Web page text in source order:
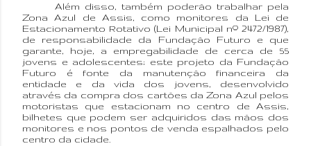
Além disso, também poderão trabalhar pela
Zona Azul de Assis, como monitores da Lei de
Estacionamento Rotativo (Lei Municipal nº 2472/1987),
de responsabilidade da Fundação Futuro e que
garante, hoje, a empregabilidade de cerca de 55
jovens e adolescentes; este projeto da Fundação
Futuro é fonte da manutenção financeira da
entidade e da vida dos jovens, desenvolvido
através da compra dos cartões da Zona Azul pelos
motoristas que estacionam no centro de Assis,
bilhetes que podem ser adquiridos das mãos dos
monitores e nos pontos de venda espalhados pelo
centro da cidade.